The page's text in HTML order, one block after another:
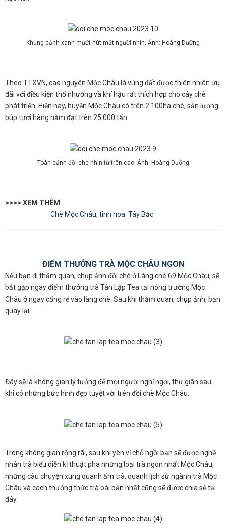
Khung cảnh xanh mướt hút mắt người nhìn. Ảnh: Hoàng Dưỡng
Theo TTXVN, cao nguyên Mộc Châu là vùng đất được thiên nhiên ưu
đãi với điều kiện thổ nhưỡng và khí hậu rất thích hợp cho cây chè
phát triển. Hiện nay, huyện Mộc Châu có trên 2.100ha chè, sản lượng
búp tươi hàng năm đạt trên 25.000 tấn.
Toàn cảnh đồi chè nhìn từ trên cao. Ảnh: Hoàng Dưỡng
>>>> XEM THÊM :
Chè Mộc Châu, tinh hoa Tây Bắc
ĐIỂM THƯỞNG TRÀ MỘC CHÂU NGON
Nếu bạn đi thăm quan, chụp ảnh đồi chè ở Làng chè 69 Mộc Châu, sẽ
bắt gặp ngay điểm thưởng trà Tân Lập Tea tại nông trường Mộc
Châu ở ngay cổng rẽ vào làng chè. Sau khi thăm quan, chụp ảnh, bạn
quay lại
Đây sẽ là không gian lý tưởng để mọi người nghỉ ngơi, thư giãn sau
khi có những bức hình đẹp tuyệt vời trên đồi chè Mộc Châu.
Trong không gian rộng rãi, sau khi yên vị chỗ ngồi bạn sẽ được nghệ
nhân trà biểu diễn kĩ thuật pha những loại trà ngon nhất Mộc Châu,
những câu chuyện xung quanh ấm trà, quanh lịch sử ngành trà Mộc
Châu và cách thưởng thức trà bài bản nhất cũng sẽ được chia sẻ tại
đây.